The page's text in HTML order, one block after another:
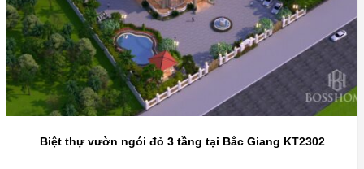
Biệt thự vườn ngói đỏ 3 tầng tại Bắc Giang KT2302